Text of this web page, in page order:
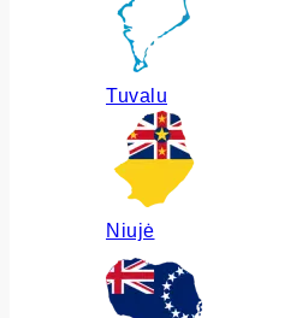
Tuvalu
Niujė